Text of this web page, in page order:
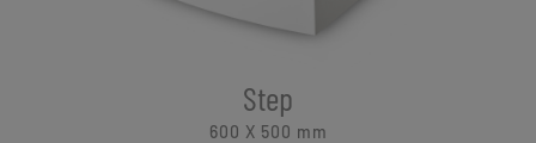
Step
600 X 500 mm